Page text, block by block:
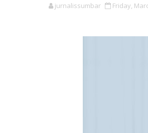
jurnalissumbar Friday,